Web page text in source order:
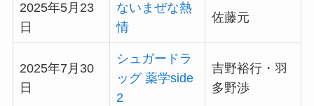
2025年5月23
日
ないまぜな熱
情
佐藤元
2025年7月30
日
シュガードラ
ッグ 薬学side
2
吉野裕行・羽
多野渉